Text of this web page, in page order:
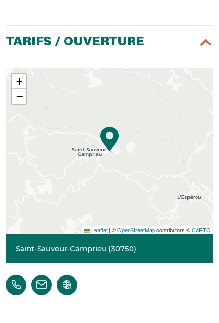
TARIFS / OUVERTURE
+
−
Leaflet | ©OpenStreetMapcontributors ©CARTO
Saint-Sauveur-Camprieu (30750)